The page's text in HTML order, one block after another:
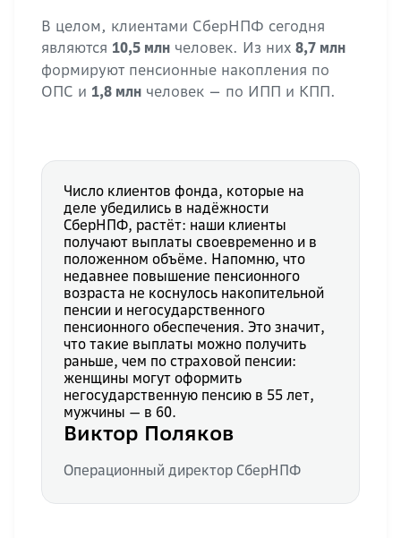
В целом, клиентами СберНПФ сегодня
являются 10,5 млн человек. Из них 8,7 млн
формируют пенсионные накопления по
ОПС и 1,8 млн человек — по ИПП и КПП.
Число клиентов фонда, которые на
деле убедились в надёжности
СберНПФ, растёт: наши клиенты
получают выплаты своевременно и в
положенном объёме. Напомню, что
недавнее повышение пенсионного
возраста не коснулось накопительной
пенсии и негосударственного
пенсионного обеспечения. Это значит,
что такие выплаты можно получить
раньше, чем по страховой пенсии:
женщины могут оформить
негосударственную пенсию в 55 лет,
мужчины — в 60.
Виктор Поляков
Операционный директор СберНПФ